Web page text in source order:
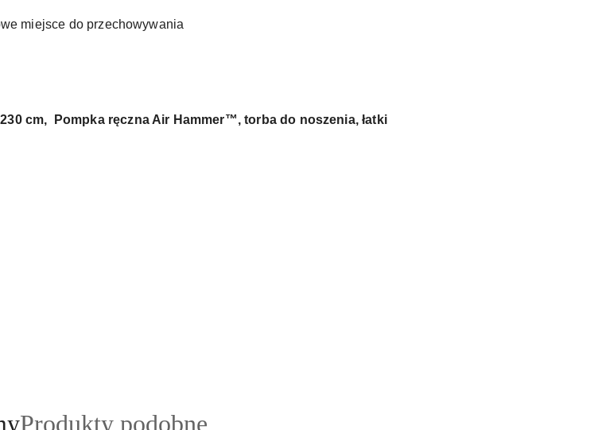
miejsce do przechowywania
cm, Pompka ręczna Air Hammer™, torba do noszenia, łatki
Produkty
Produkty podobne